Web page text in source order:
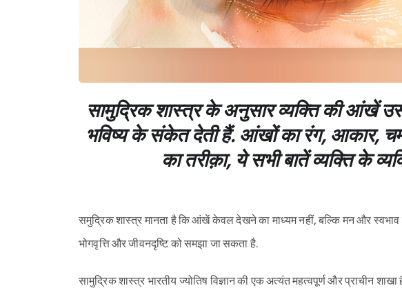
सामुद्रिक शास्त्र के अनुसार व्यक्ति की आंखें
भविष्य के संकेत देती हैं. आंखों का रंग, आकार,
का तरीक़ा, ये सभी बातें व्यक्ति के
समुद्रिक शास्त्र मानता है कि आंखें केवल देखने का माध्यम नहीं, बल्कि मन और
भोगवृत्ति और जीवनदृष्टि को समझा जा सकता है.
सामुद्रिक शास्त्र भारतीय ज्योतिष विज्ञान की एक अत्यंत महत्वपूर्ण और प्राचीन